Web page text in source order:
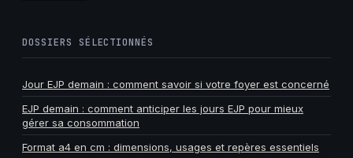
DOSSIERS SÉLECTIONNÉS
Jour EJP demain : comment savoir si votre foyer est concerné
EJP demain : comment anticiper les jours EJP pour mieux
gérer sa consommation
Format a4 en cm : dimensions, usages et repères essentiels